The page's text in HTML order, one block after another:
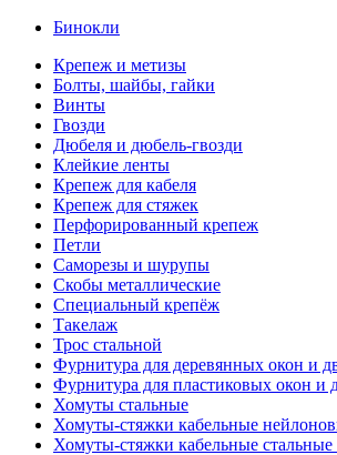
Бинокли
Крепеж и метизы
Болты, шайбы, гайки
Винты
Гвозди
Дюбеля и дюбель-гвозди
Клейкие ленты
Крепеж для кабеля
Крепеж для стяжек
Перфорированный крепеж
Петли
Саморезы и шурупы
Скобы металлические
Специальный крепёж
Такелаж
Трос стальной
Фурнитура для деревянных окон и
Фурнитура для пластиковых окон и
Хомуты стальные
Хомуты-стяжки кабельные
Хомуты-стяжки кабельные стальные